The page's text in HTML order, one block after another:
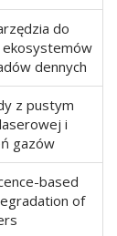
do
dennych
z pustym
i
gazów
based
of